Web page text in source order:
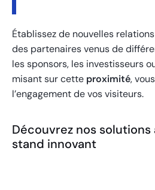
Établissez de nouvelles
des partenaires venus de
les sponsors, les investisseurs
misant sur cette proximité,
l’engagement de vos visiteurs.
Découvrez nos
stand innovant